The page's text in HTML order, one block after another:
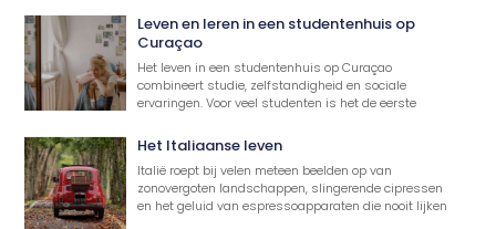
Leven en leren in een studentenhuis op
Curaçao
Het leven in een studentenhuis op Curaçao
combineert studie, zelfstandigheid en sociale
ervaringen. Voor veel studenten is het de eerste
Het Italiaanse leven
Italië roept bij velen meteen beelden op van
zonovergoten landschappen, slingerende cipressen
en het geluid van espressoapparaten die nooit lijken